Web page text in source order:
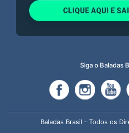
Siga o Baladas
Baladas Brasil - Todos os